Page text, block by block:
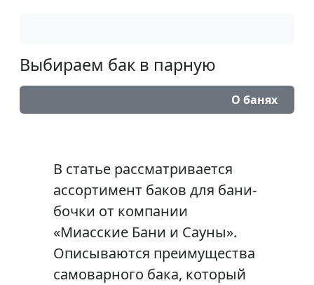
Выбираем бак в парную
О банях
В статье рассматривается
ассортимент баков для бани-
бочки от компании
«Миасские Бани и Сауны».
Описываются преимущества
самоварного бака, который